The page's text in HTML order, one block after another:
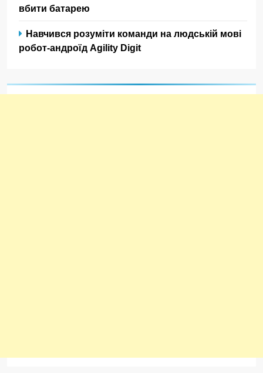
вбити батарею
Навчився розуміти команди на людській мові
робот-андроїд Agility Digit